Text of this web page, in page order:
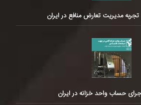
حساب واحد خزانه در ایران